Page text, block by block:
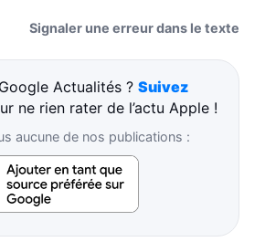
Signaler une erreur dans le texte
Actualités ? Suivez
ne rien rater de l’actu Apple !
aucune de nos publications :